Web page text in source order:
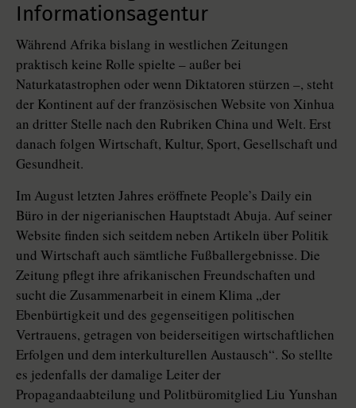
Informationsagentur
Während Afrika bislang in westlichen Zeitungen
praktisch keine Rolle spielte – außer bei
Naturkatastrophen oder wenn Diktatoren stürzen –, steht
der Kontinent auf der französischen Website von Xinhua
an dritter Stelle nach den Rubriken China und Welt. Erst
danach folgen Wirtschaft, Kultur, Sport, Gesellschaft und
Gesundheit.
Im August letzten Jahres eröffnete People’s Daily ein
Büro in der nigerianischen Hauptstadt Abuja. Auf seiner
Website finden sich seitdem neben Artikeln über Politik
und Wirtschaft auch sämtliche Fußballergebnisse. Die
Zeitung pflegt ihre afrikanischen Freundschaften und
sucht die Zusammenarbeit in einem Klima „der
Ebenbürtigkeit und des gegenseitigen politischen
Vertrauens, getragen von beiderseitigen wirtschaftlichen
Erfolgen und dem interkulturellen Austausch“. So stellte
es jedenfalls der damalige Leiter der
Propagandaabteilung und Politbüromitglied Liu Yunshan